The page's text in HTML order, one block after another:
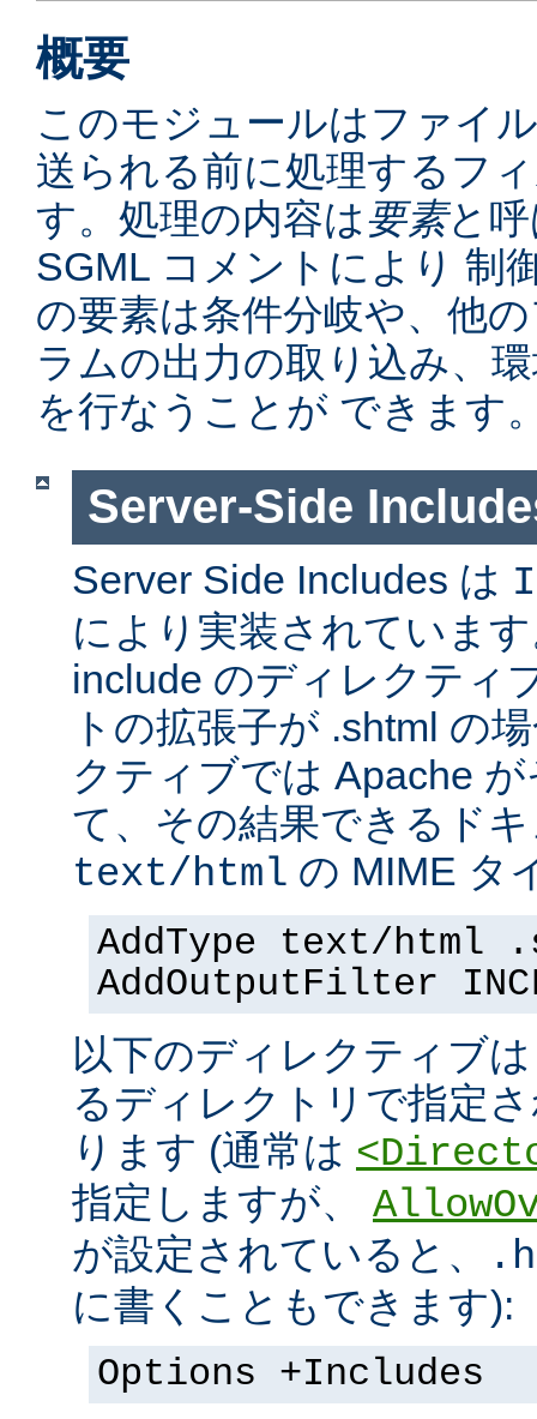
概要
このモジュールはファイ
送られる前に処理するフ
す。処理の内容は要素と
SGML コメントにより 制
の要素は条件分岐や、他
ラムの出力の取り込み、
を行なうことが できます
Server-Side
Server Side Includes は
により実装されていま
include のディレクティ
トの拡張子が .shtml の
クティブでは Apache
て、その結果できるド
text/html の MIME タ
AddType text/html
AddOutputFilter
以下のディレクティブ
るディレクトリで指定
ります (通常は
指定しますが、
が設定されていると、
に書くこともできます):
Options +Includes